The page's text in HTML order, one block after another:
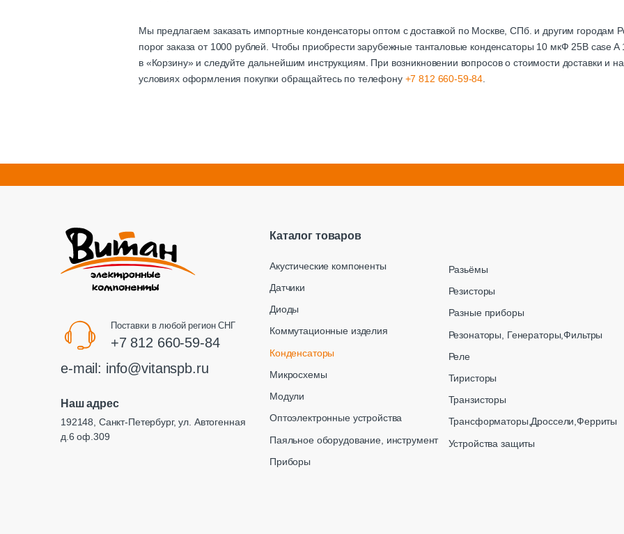
Мы предлагаем заказать импортные конденсаторы оптом с доставкой по Москве, СПб. и другим
порог заказа от 1000 рублей. Чтобы приобрести зарубежные танталовые конденсаторы 10 мкФ 25В case A
в «Корзину» и следуйте дальнейшим инструкциям. При возникновении вопросов о стоимости доставки и
условиях оформления покупки обращайтесь по телефону +7 812 660-59-84
Поставки в любой регион СНГ
+7 812 660-59-84
e-mail: info@vitanspb.ru
Наш адрес
192148, Санкт-Петербург, ул. Автогенная
д.6 оф.309
Каталог товаров
Акустические компоненты
Датчики
Диоды
Коммутационные изделия
Конденсаторы
Микросхемы
Модули
Оптоэлектронные устройства
Паяльное оборудование, инструмент
Приборы
Разьёмы
Резисторы
Разные приборы
Резонаторы, Генераторы,Фильтры
Реле
Тиристоры
Транзисторы
Трансформаторы,Дроссели,Ферриты
Устройства защиты